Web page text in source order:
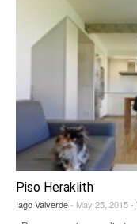
Piso Heraklith
Iago Valverde- May 25, 2015 -